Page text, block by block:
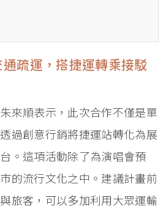
疏運，搭捷運轉乘接駁
來順表示，此次合作不僅是單
過創意行銷將捷運站轉化為展
。這項活動除了為演唱會預
的流行文化之中。建議計畫前
旅客，可以多加利用大眾運輸